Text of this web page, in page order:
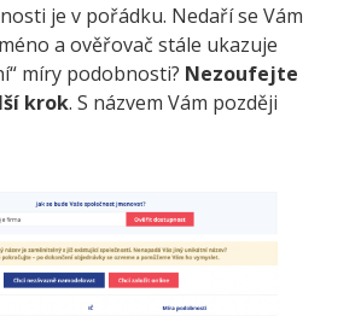
je v pořádku. Nedaří se Vám
a ověřovač stále ukazuje
míry podobnosti? Nezoufejte
krok. S názvem Vám později